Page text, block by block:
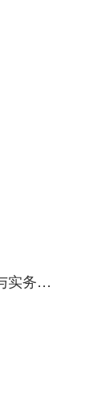
合同审查思维体系与实务技能（第2版）